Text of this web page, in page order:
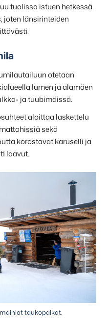
tuolissa istuen hetkessä.
joten länsirinteiden
otetaan
lumen ja alamäen
ja tuubimäissä.
aloittaa laskettelu
sekä
korostavat karuselli ja
laavut.
taukopaikat.